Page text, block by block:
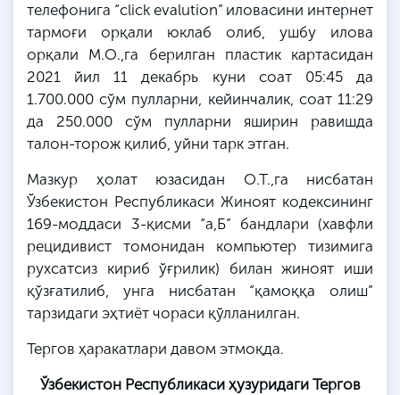
телефонига “click evalution” иловасини интернет
тармоғи орқали юклаб олиб, ушбу илова
орқали М.О.,га берилган пластик картасидан
2021 йил 11 декабрь куни соат 05:45 да
1.700.000 сўм пулларни, кейинчалик, соат 11:29
да 250.000 сўм пулларни яширин равишда
талон-торож қилиб, уйни тарк этган.
Мазкур ҳолат юзасидан О.Т.,га нисбатан
Ўзбекистон Республикаси Жиноят кодексининг
169-моддаси 3-қисми “а,Б” бандлари (хавфли
рецидивист томонидан компьютер тизимига
рухсатсиз кириб ўғрилик) билан жиноят иши
қўзғатилиб, унга нисбатан “қамоққа олиш”
тарзидаги эҳтиёт чораси қўлланилган.
Тергов ҳаракатлари давом этмоқда.
Ўзбекистон Республикаси ҳузуридаги Тергов